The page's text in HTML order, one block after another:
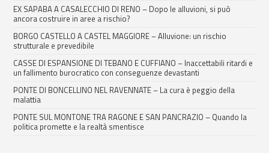
EX SAPABA A CASALECCHIO DI RENO – Dopo le alluvioni, si può
ancora costruire in aree a rischio?
BORGO CASTELLO A CASTEL MAGGIORE – Alluvione: un rischio
strutturale e prevedibile
CASSE DI ESPANSIONE DI TEBANO E CUFFIANO – Inaccettabili ritardi e
un fallimento burocratico con conseguenze devastanti
PONTE DI BONCELLINO NEL RAVENNATE – La cura è peggio della
malattia
PONTE SUL MONTONE TRA RAGONE E SAN PANCRAZIO – Quando la
politica promette e la realtà smentisce